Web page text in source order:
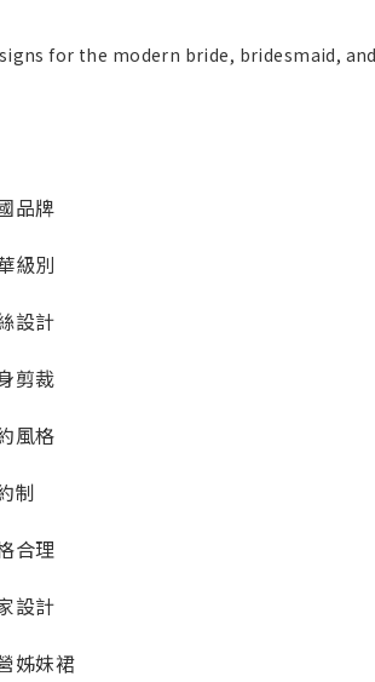
for the modern bride, bridesmaid,
品牌
級別
設計
剪裁
風格
制
合理
設計
姊妹裙